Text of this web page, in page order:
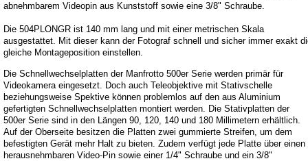
abnehmbarem Videopin aus Kunststoff sowie eine 3/8" Schraube.
Die 504PLONGR ist 140 mm lang und mit einer metrischen Skala
ausgestattet. Mit dieser kann der Fotograf schnell und sicher immer exakt
gleiche Montageposition einstellen.
Die Schnellwechselplatten der Manfrotto 500er Serie werden primär für
Videokamera eingesetzt. Doch auch Teleobjektive mit Stativschelle
beziehungsweise Spektive können problemlos auf den aus Aluminium
gefertigten Schnellwechselplatten montiert werden. Die Stativplatten der
500er Serie sind in den Längen 90, 120, 140 und 180 Millimetern erhältlich.
Auf der Oberseite besitzen die Platten zwei gummierte Streifen, um dem
befestigten Gerät mehr Halt zu bieten. Zudem verfügt jede Platte über einen
herausnehmbaren Video-Pin sowie einer 1/4" Schraube und ein 3/8"